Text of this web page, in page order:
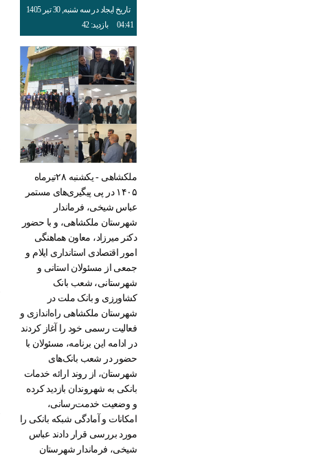
تاریخ ایجاد در سه شنبه, 30 تیر 1405
04:41
بازدید: 42
ملکشاهی - یکشنبه ۲۸تیرماه
۱۴۰۵ در پی پیگیری‌های مستمر
عباس شیخی، فرماندار
شهرستان ملکشاهی، و با حضور
دکتر میرزاد، معاون هماهنگی
امور اقتصادی استانداری ایلام و
جمعی از مسئولان استانی و
شهرستانی، شعب بانک
کشاورزی و بانک ملت در
شهرستان ملکشاهی راه‌اندازی و
فعالیت رسمی خود را آغاز کردند
در ادامه این برنامه، مسئولان با
حضور در شعب بانک‌های
شهرستان، از روند ارائه خدمات
بانکی به شهروندان بازدید کرده
و وضعیت خدمت‌رسانی،
امکانات و آمادگی شبکه بانکی را
مورد بررسی قرار دادند عباس
شیخی، فرماندار شهرستان